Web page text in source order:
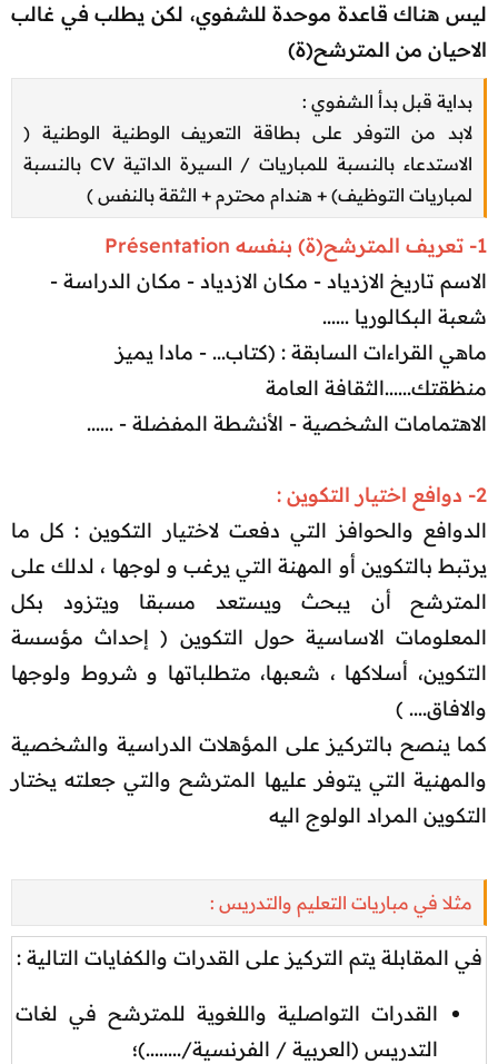
ليس هناك قاعدة موحدة للشفوي، لكن يطلب في غالب
الاحيان من المترشح(ة)
بداية قبل بدأ الشفوي :
لابد من التوفر على بطاقة التعريف الوطنية الوطنية (
الاستدعاء بالنسبة للمباريات / السيرة الداتية CV بالنسبة
لمباريات التوظيف) + هندام محترم + الثقة بالنفس )​
1- تعريف المترشح(ة) بنفسه Présentation
الاسم تاريخ الازدياد - مكان الازدياد - مكان الدراسة -
شعبة البكالوريا ......
ماهي القراءات السابقة : (كتاب... - مادا يميز
منظقتك......الثقافة العامة
الاهتمامات الشخصية - الأنشطة المفضلة - ......
2- دوافع اختيار التكوين :
الدوافع والحوافز التي دفعت لاختيار التكوين : كل ما
يرتبط بالتكوين أو المهنة التي يرغب و لوجها ، لدلك على
المترشح أن يبحث ويستعد مسبقا ويتزود بكل
المعلومات الاساسية حول التكوين ( إحداث مؤسسة
التكوين، أسلاكها ، شعبها، متطلباتها و شروط ولوجها
والافاق.... )
كما ينصح بالتركيز على المؤهلات الدراسية والشخصية
والمهنية التي يتوفر عليها المترشح والتي جعلته يختار
التكوين المراد الولوج اليه​
مثلا في مباريات التعليم والتدريس :
في المقابلة يتم التركيز على القدرات والكفايات التالية :
القدرات التواصلية واللغوية للمترشح في لغات
التدريس (العربية / الفرنسية/........)؛​